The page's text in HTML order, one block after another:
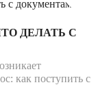
ДЕЛАТЬ С
как поступить с